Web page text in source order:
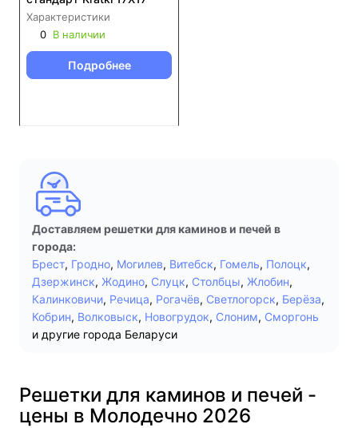
Характеристики
0 В наличии
Подробнее
Доставляем решетки для каминов и печей в
города:
Брест, Гродно, Могилев, Витебск, Гомель, Полоцк,
Дзержинск, Жодино, Слуцк, Столбцы, Жлобин,
Калинковичи, Речица, Рогачёв, Светлогорск, Берёза,
Кобрин, Волковыск, Новогрудок, Слоним, Сморгонь
и другие города Беларуси
Решетки для каминов и печей -
цены в Молодечно 2026